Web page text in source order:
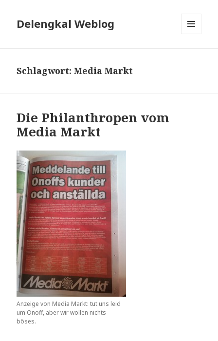
Delengkal Weblog
Schlagwort:Media Markt
Die Philanthropen vom
Media Markt
Anzeige von Media Markt: tut uns leid
um Onoff, aber wir wollen nichts
böses.